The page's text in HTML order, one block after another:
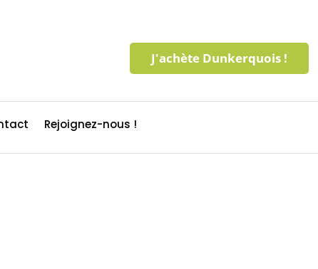
J'achète Dunkerquois !
Rejoignez-nous !